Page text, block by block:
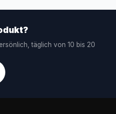
täglich von 10 bis 20